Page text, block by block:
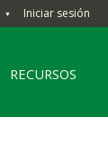
▼ Iniciar sesión
RECURSOS